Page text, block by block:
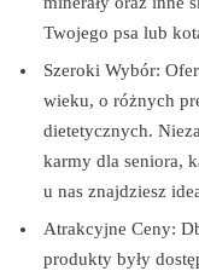
Twojego psa lub
Szeroki Wybór:
wieku, o różnych
dietetycznych.
karmy dla seniora,
u nas znajdziesz
Atrakcyjne Ceny:
produkty były